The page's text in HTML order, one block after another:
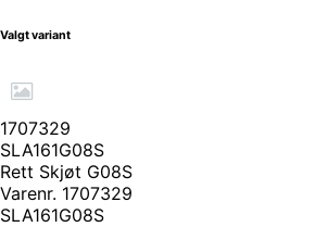
Valgt variant
1707329
SLA161G08S
Rett Skjøt G08S
Varenr. 1707329
SLA161G08S